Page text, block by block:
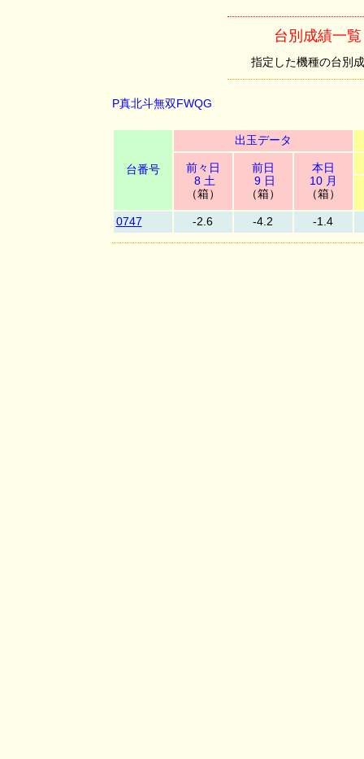
台別成績一
指定した機種の台別
P真北斗無双FWQG
台番号
出玉データ
前々日
8 土
（箱）
前日
9 日
（箱）
本日
10 月
（箱）
0747 -2.6 -4.2 -1.4